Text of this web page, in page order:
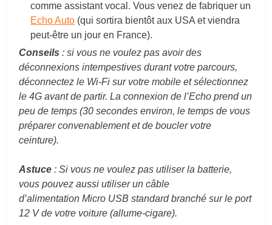
comme assistant vocal. Vous venez de fabriquer un
Echo Auto (qui sortira bientôt aux USA et viendra
peut-être un jour en France).
Conseils : si vous ne voulez pas avoir des
déconnexions intempestives durant votre parcours,
déconnectez le Wi-Fi sur votre mobile et sélectionnez
le 4G avant de partir. La connexion de l’Echo prend un
peu de temps (30 secondes environ, le temps de vous
préparer convenablement et de boucler votre
ceinture).
Astuce : Si vous ne voulez pas utiliser la batterie,
vous pouvez aussi utiliser un câble
d’alimentation Micro USB standard branché sur le port
12 V de votre voiture (allume-cigare).